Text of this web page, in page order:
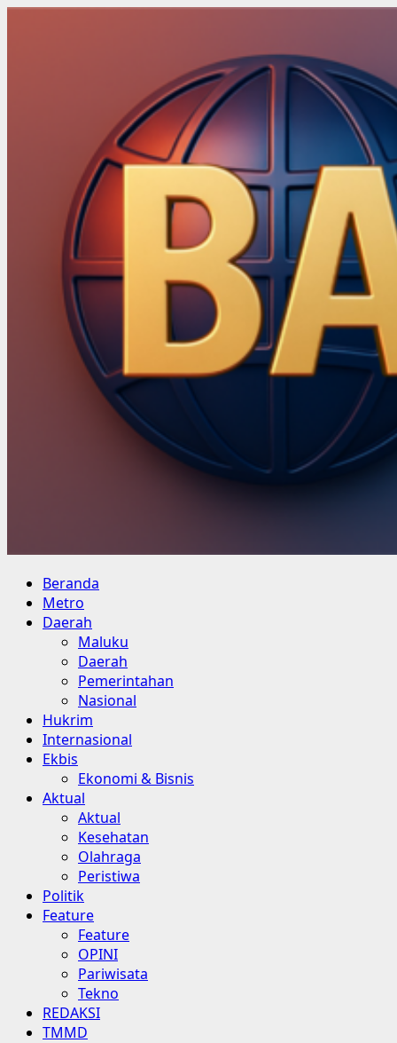
Beranda
Metro
Daerah
Maluku
Daerah
Pemerintahan
Nasional
Hukrim
Internasional
Ekbis
Ekonomi & Bisnis
Aktual
Aktual
Kesehatan
Olahraga
Peristiwa
Politik
Feature
Feature
OPINI
Pariwisata
Tekno
REDAKSI
TMMD